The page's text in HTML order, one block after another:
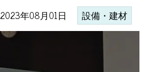
2023年08月01日 設備・建材